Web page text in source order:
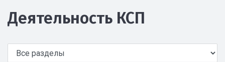
Деятельность КСП